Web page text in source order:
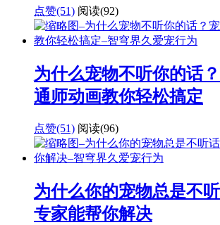
点赞(51) 阅读(92)
为什么宠物不听你的话
通师动画教你轻松搞定
点赞(51) 阅读(96)
为什么你的宠物总是不
专家能帮你解决